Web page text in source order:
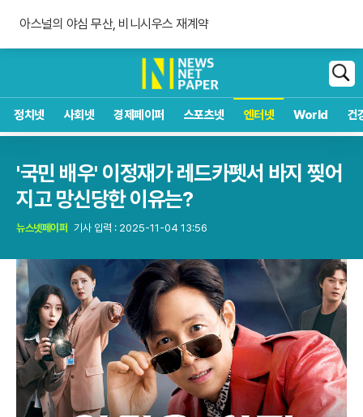
검
색
정치넷 사회넷 경제페이퍼 스포츠넷 엔터넷 World 건
아스널의 야심 무산, 비니시우스 재계약
아스팔트 60도, 내 타이어는 안전할까?
아스널의 야심 무산, 비니시우스 재계약
'국민 배우' 이정재가 레드카펫서 바지 찢어
지고 망신당한 이유는?
뉴스넷페이퍼 기사 입력 : 2025-11-04 13:56